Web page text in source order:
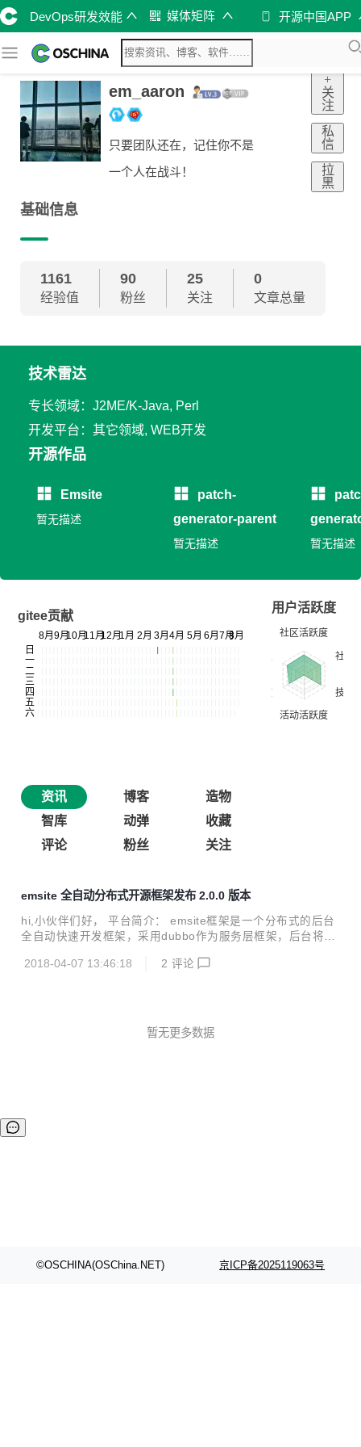
DevOps研发效能 媒体矩阵 开源中国APP
em_aaron
只要团队还在，记住你不是
一个人在战斗！
+
关
注
私
信
拉
黑
基础信息
1161
经验值
90
粉丝
25
关注
0
文章总量
技术雷达
专长领域：J2ME/K-Java, Perl
开发平台：其它领域, WEB开发
开源作品
Emsite
暂无描述
patch-
generator-parent
暂无描述 暂无描述
gitee贡献
用户活跃度
资讯 博客
造物
智库
动弹
收藏
评论
粉丝 关注
emsite 全自动分布式开源框架发布 2.0.0 版本
hi,小伙伴们好， 平台简介： emsite框架是一个分布式的后台
全自动快速开发框架，采用dubbo作为服务层框架，后台将集
lume+storm+hdfs+hadoop作为日志分析系统、配置中心、分
众号管理平台，敬请期待！ emsite开源框架终于迎来了又一
2018-04-07 13:46:18 2 评论
暂无更多数据
©OSCHINA(OSChina.NET) 京ICP备2025119063号